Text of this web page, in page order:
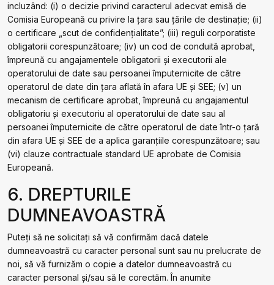
incluzând: (i) o decizie privind caracterul adecvat emisă de
Comisia Europeană cu privire la țara sau țările de destinație; (ii)
o certificare „scut de confidențialitate”; (iii) reguli corporatiste
obligatorii corespunzătoare; (iv) un cod de conduită aprobat,
împreună cu angajamentele obligatorii și executorii ale
operatorului de date sau persoanei împuternicite de către
operatorul de date din țara aflată în afara UE și SEE; (v) un
mecanism de certificare aprobat, împreună cu angajamentul
obligatoriu și executoriu al operatorului de date sau al
persoanei împuternicite de către operatorul de date într-o țară
din afara UE și SEE de a aplica garanțiile corespunzătoare; sau
(vi) clauze contractuale standard UE aprobate de Comisia
Europeană.
6. DREPTURILE
DUMNEAVOASTRĂ
Puteți să ne solicitați să vă confirmăm dacă datele
dumneavoastră cu caracter personal sunt sau nu prelucrate de
noi, să vă furnizăm o copie a datelor dumneavoastră cu
caracter personal și/sau să le corectăm. În anumite